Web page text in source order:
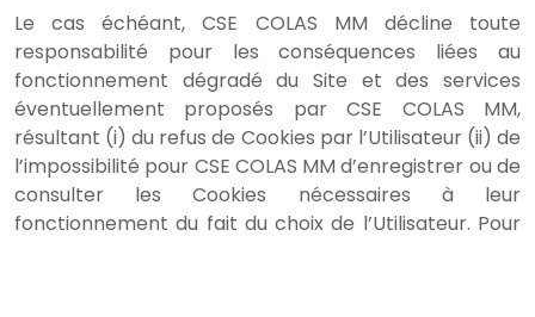
Le cas échéant, CSE COLAS MM décline toute
responsabilité pour les conséquences liées au
fonctionnement dégradé du Site et des services
éventuellement proposés par CSE COLAS MM,
résultant (i) du refus de Cookies par l’Utilisateur (ii) de
l’impossibilité pour CSE COLAS MM d’enregistrer ou de
consulter les Cookies nécessaires à leur
fonctionnement du fait du choix de l’Utilisateur. Pour